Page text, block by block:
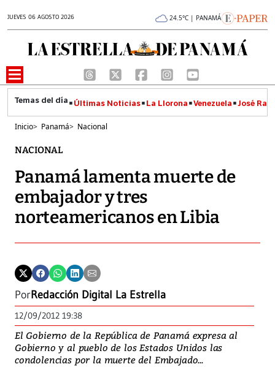
JUEVES 06 AGOSTO 2026 24.5°C | PANAMÁ
Últimas Noticias La Llorona Venezuela José
Inicio> Panamá> Nacional
NACIONAL
Panamá lamenta muerte de
embajador y tres
norteamericanos en Libia
PorRedacción Digital La Estrella
12/09/2012 19:38
El Gobierno de la República de Panamá expresa al
Gobierno y al pueblo de los Estados Unidos las
condolencias por la muerte del Embajado...